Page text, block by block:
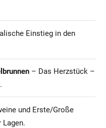
Einstieg in den
– Das Herzstück –
und Erste/Große
Lagen.